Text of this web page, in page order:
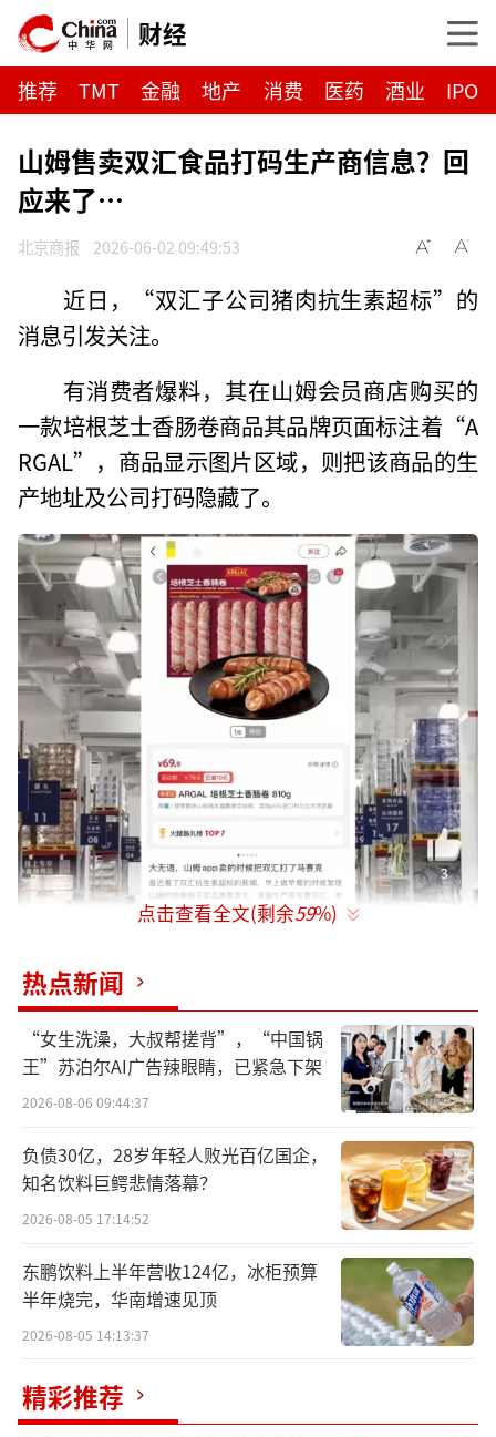
财经
推荐 TMT 金融 地产 消费 医药 酒业 IPO
山姆售卖双汇食品打码生产商信息？回
应来了…
北京商报 2026-06-02 09:49:53
近日，“双汇子公司猪肉抗生素超标”的
消息引发关注。
有消费者爆料，其在山姆会员商店购买的
一款培根芝士香肠卷商品其品牌页面标注着“A
RGAL”，商品显示图片区域，则把该商品的生
产地址及公司打码隐藏了。
“本来没什么，但是一看介绍页，竟然把
双汇打了马赛克，其他肠都是写着的。”该消
费者表示，其在做早餐时才发现背面生产商居
然是双汇。“我说我怎么下单的时候完全没注
点击查看全文(剩余59%)
热点新闻
“女生洗澡，大叔帮搓背”，“中国锅
王”苏泊尔AI广告辣眼睛，已紧急下架
2026-08-06 09:44:37
负债30亿，28岁年轻人败光百亿国企，
知名饮料巨鳄悲情落幕？
2026-08-05 17:14:52
东鹏饮料上半年营收124亿，冰柜预算
半年烧完，华南增速见顶
2026-08-05 14:13:37
精彩推荐